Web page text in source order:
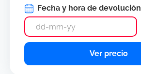
Fecha y hora de devolución
Ver precio